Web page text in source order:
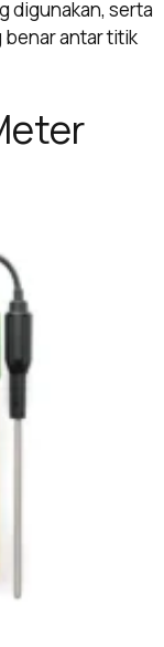
digunakan, serta
antar titik